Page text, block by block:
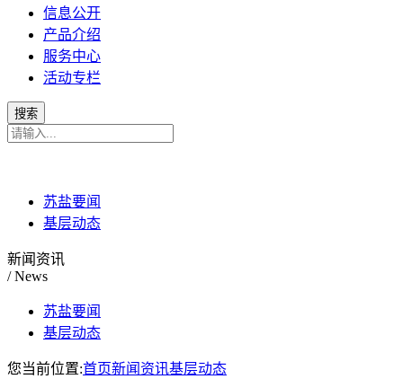
信息公开
产品介绍
服务中心
活动专栏
苏盐要闻
基层动态
新闻资讯
/ News
苏盐要闻
基层动态
您当前位置:首页新闻资讯基层动态